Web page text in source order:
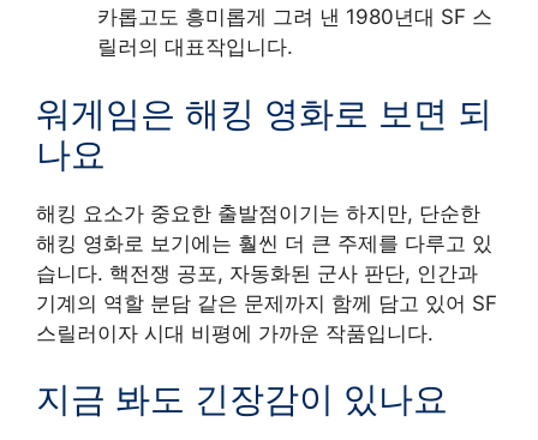
카롭고도 흥미롭게 그려 낸 1980년대 SF 스
릴러의 대표작입니다.
워게임은 해킹 영화로 보면 되
나요
해킹 요소가 중요한 출발점이기는 하지만, 단순한
해킹 영화로 보기에는 훨씬 더 큰 주제를 다루고 있
습니다. 핵전쟁 공포, 자동화된 군사 판단, 인간과
기계의 역할 분담 같은 문제까지 함께 담고 있어 SF
스릴러이자 시대 비평에 가까운 작품입니다.
지금 봐도 긴장감이 있나요